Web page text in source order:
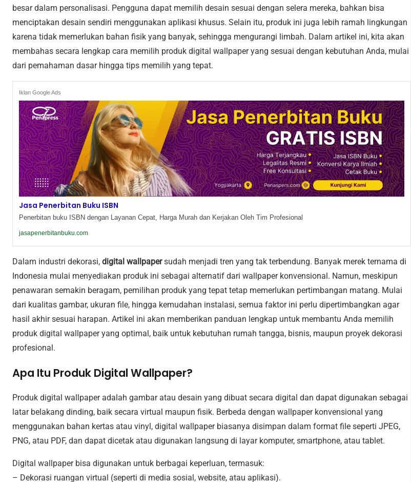
besar dalam personalisasi. Pengguna dapat memilih desain sesuai dengan selera mereka, bahkan bisa
menciptakan desain sendiri menggunakan aplikasi khusus. Selain itu, produk ini juga lebih ramah lingkungan
karena tidak memerlukan bahan fisik yang banyak, sehingga mengurangi limbah. Dalam artikel ini, kita akan
membahas secara lengkap cara memilih produk digital wallpaper yang sesuai dengan kebutuhan Anda, mulai
dari pemahaman dasar hingga tips memilih yang tepat.
Iklan Google Ads
Jasa Penerbitan Buku ISBN
Penerbitan buku ISBN dengan Layanan Cepat, Harga Murah dan Kerjakan Oleh Tim Profesional
jasapenerbitanbuku.com
Dalam industri dekorasi, digital wallpapersudah menjadi tren yang tak terbendung. Banyak merek ternama di
Indonesia mulai menyediakan produk ini sebagai alternatif dari wallpaper konvensional. Namun, meskipun
penawaran semakin beragam, pemilihan produk yang tepat tetap memerlukan pertimbangan matang. Mulai
dari kualitas gambar, ukuran file, hingga kemudahan instalasi, semua faktor ini perlu dipertimbangkan agar
hasil akhir sesuai harapan. Artikel ini akan memberikan panduan lengkap untuk membantu Anda memilih
produk digital wallpaper yang optimal, baik untuk kebutuhan rumah tangga, bisnis, maupun proyek dekorasi
profesional.
Apa Itu Produk Digital Wallpaper?
Produk digital wallpaper adalah gambar atau desain yang dibuat secara digital dan dapat digunakan sebagai
latar belakang dinding, baik secara virtual maupun fisik. Berbeda dengan wallpaper konvensional yang
menggunakan bahan kertas atau vinyl, digital wallpaper biasanya disimpan dalam format file seperti JPEG,
PNG, atau PDF, dan dapat dicetak atau digunakan langsung di layar komputer, smartphone, atau tablet.
Digital wallpaper bisa digunakan untuk berbagai keperluan, termasuk:
– Dekorasi ruangan virtual (seperti di media sosial, website, atau aplikasi).